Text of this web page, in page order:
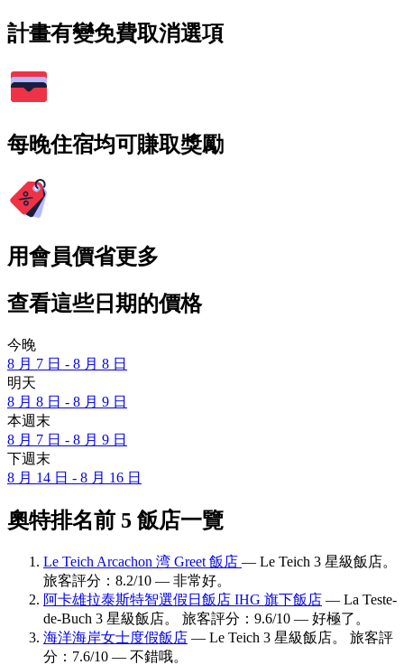
計畫有變免費取消選項
每晚住宿均可賺取獎勵
用會員價省更多
查看這些日期的價格
今晚
8 月 7 日 - 8 月 8 日
明天
8 月 8 日 - 8 月 9 日
本週末
8 月 7 日 - 8 月 9 日
下週末
8 月 14 日 - 8 月 16 日
奧特排名前 5 飯店一覽
Le Teich Arcachon 湾 Greet 飯店 — Le Teich 3 星級飯店。
旅客評分：8.2/10 — 非常好。
阿卡雄拉泰斯特智選假日飯店 IHG 旗下飯店 — La Teste-
de-Buch 3 星級飯店。 旅客評分：9.6/10 — 好極了。
海洋海岸女士度假飯店 — Le Teich 3 星級飯店。 旅客評
分：7.6/10 — 不錯哦。